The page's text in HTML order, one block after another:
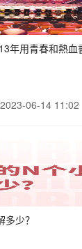
用青春和熱血
2023-06-14 11:02
少？